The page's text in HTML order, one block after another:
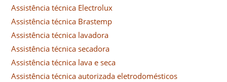
Assistência técnica Electrolux
Assistência técnica Brastemp
Assistência técnica lavadora
Assistência técnica secadora
Assistência técnica lava e seca
Assistência técnica autorizada eletrodomésticos